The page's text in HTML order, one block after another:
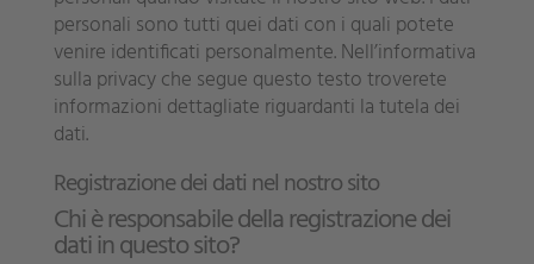
personali sono tutti quei dati con i quali potete
venire identificati personalmente. Nell’informativa
sulla privacy che segue questo testo troverete
informazioni dettagliate riguardanti la tutela dei
dati.
Registrazione dei dati nel nostro sito
Chi è responsabile della registrazione dei
dati in questo sito?